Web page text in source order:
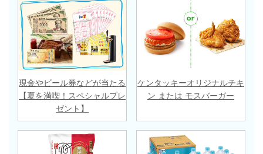
現金やビール券などが当たる
【夏を満喫！スペシャルプレ
ゼント】
ケンタッキーオリジナルチキ
ン または モスバーガー